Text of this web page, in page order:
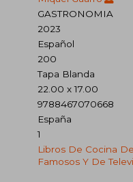
GASTRONOMIA
2023
Español
200
Tapa Blanda
22.00 x 17.00
9788467070668
España
1
Libros De Cocina
Famosos Y De